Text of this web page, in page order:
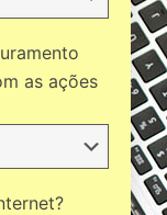
as ações